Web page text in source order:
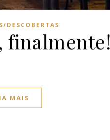
DESCOBERTAS
finalmente!
MAIS